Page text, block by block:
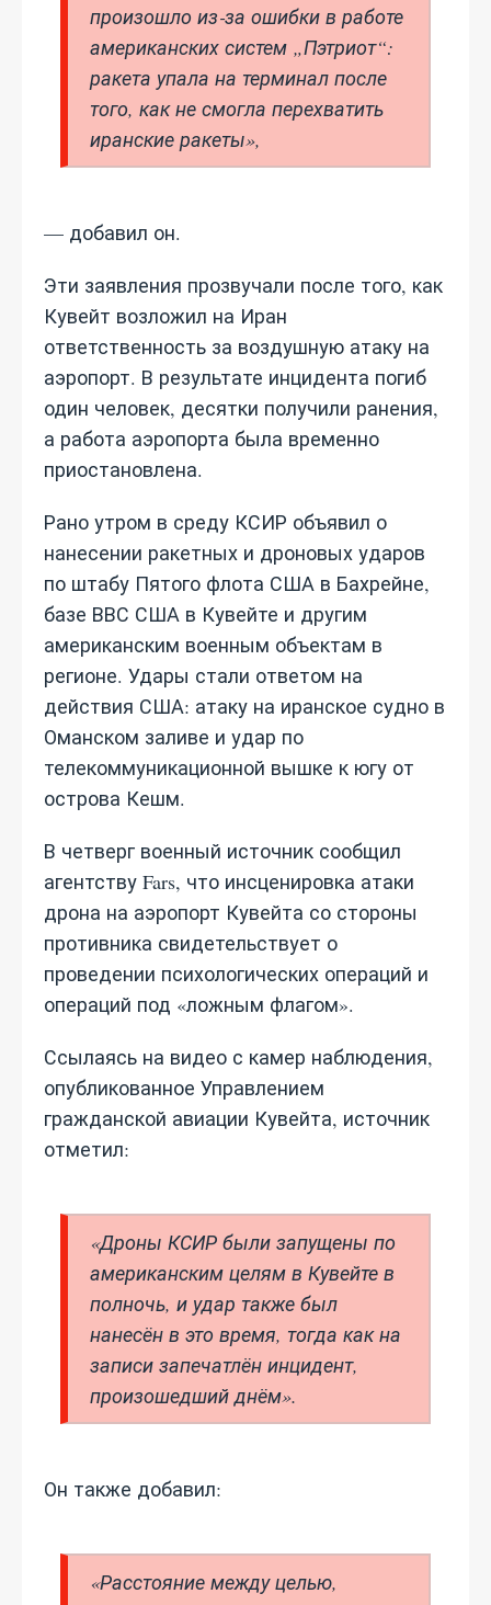
произошло из‑за ошибки в работе
американских систем „Пэтриот“:
ракета упала на терминал после
того, как не смогла перехватить
иранские ракеты»,
— добавил он.
Эти заявления прозвучали после того, как
Кувейт возложил на Иран
ответственность за воздушную атаку на
аэропорт. В результате инцидента погиб
один человек, десятки получили ранения,
а работа аэропорта была временно
приостановлена.
Рано утром в среду КСИР объявил о
нанесении ракетных и дроновых ударов
по штабу Пятого флота США в Бахрейне,
базе ВВС США в Кувейте и другим
американским военным объектам в
регионе. Удары стали ответом на
действия США: атаку на иранское судно в
Оманском заливе и удар по
телекоммуникационной вышке к югу от
острова Кешм.
В четверг военный источник сообщил
агентству Fars, что инсценировка атаки
дрона на аэропорт Кувейта со стороны
противника свидетельствует о
проведении психологических операций и
операций под «ложным флагом».
Ссылаясь на видео с камер наблюдения,
опубликованное Управлением
гражданской авиации Кувейта, источник
отметил:
«Дроны КСИР были запущены по
американским целям в Кувейте в
полночь, и удар также был
нанесён в это время, тогда как на
записи запечатлён инцидент,
произошедший днём».
Он также добавил:
«Расстояние между целью,